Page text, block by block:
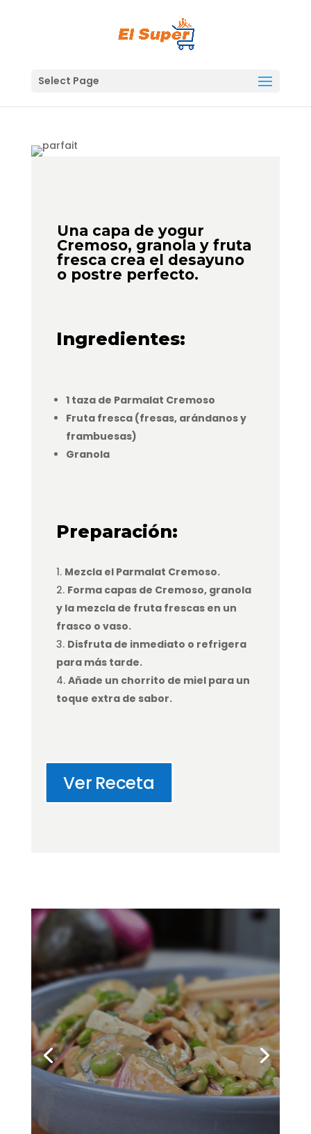
Select Page
Una capa de yogur
Cremoso, granola y fruta
fresca crea el desayuno
o postre perfecto.
Ingredientes:
1 taza de Parmalat Cremoso
Fruta fresca (fresas, arándanos y
frambuesas)
Granola
Preparación:
Mezcla el Parmalat Cremoso.
Forma capas de Cremoso, granola
y la mezcla de fruta frescas en un
frasco o vaso.
Disfruta de inmediato o refrigera
para más tarde.
Añade un chorrito de miel para un
toque extra de sabor.
Ver Receta